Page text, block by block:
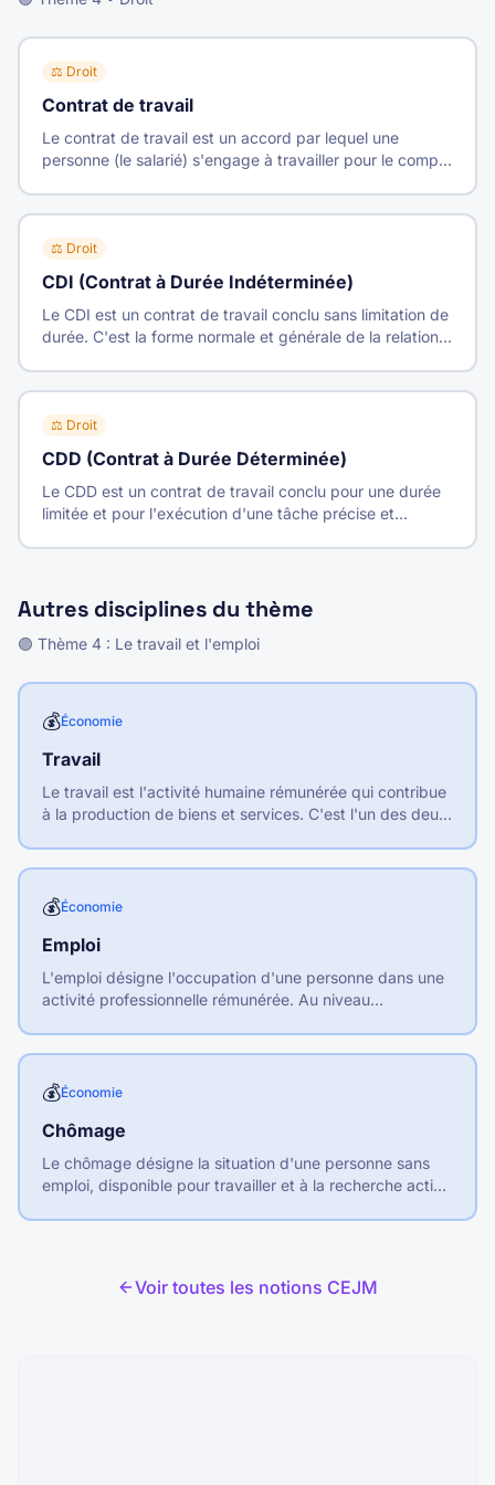
⚖️ Droit
Contrat de travail
Le contrat de travail est un accord par lequel une
personne (le salarié) s'engage à travailler pour le compte
⚖️ Droit
CDI (Contrat à Durée Indéterminée)
Le CDI est un contrat de travail conclu sans limitation de
durée. C'est la forme normale et générale de la relation
⚖️ Droit
CDD (Contrat à Durée Déterminée)
Le CDD est un contrat de travail conclu pour une durée
limitée et pour l'exécution d'une tâche précise et
Autres disciplines du thème
🟣 Thème 4 : Le travail et l'emploi
💰Économie
Travail
Le travail est l'activité humaine rémunérée qui contribue
à la production de biens et services. C'est l'un des deux
💰Économie
Emploi
L'emploi désigne l'occupation d'une personne dans une
activité professionnelle rémunérée. Au niveau
💰Économie
Chômage
Le chômage désigne la situation d'une personne sans
emploi, disponible pour travailler et à la recherche active
Voir toutes les notions CEJM